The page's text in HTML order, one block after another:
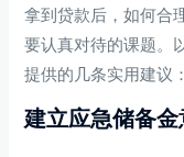
拿到贷款后，如何合
要认真对待的课题。
提供的几条实用建议：
建立应急储备